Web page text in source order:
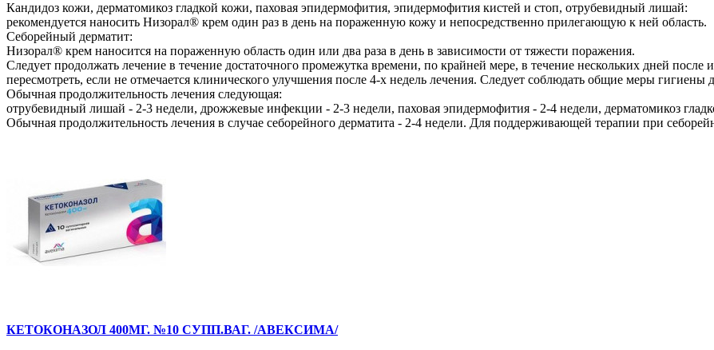
Кандидоз кожи, дерматомикоз гладкой кожи, паховая эпидермофития, эпидермофития кистей и стоп, отрубевидный лишай:
рекомендуется наносить Низорал® крем один раз в день на пораженную кожу и непосредственно прилегающую к ней область.
Себорейный дерматит:
Низорал® крем наносится на пораженную область один или два раза в день в зависимости от тяжести поражения.
Следует продолжать лечение в течение достаточного промежутка времени, по крайней мере, в течение нескольких дней после
пересмотреть, если не отмечается клинического улучшения после 4-х недель лечения. Следует соблюдать общие меры
Обычная продолжительность лечения следующая:
отрубевидный лишай - 2-3 недели, дрожжевые инфекции - 2-3 недели, паховая эпидермофития - 2-4 недели, дерматомикоз
Обычная продолжительность лечения в случае себорейного дерматита - 2-4 недели. Для поддерживающей терапии при
КЕТОКОНАЗОЛ 400МГ. №10 СУПП.ВАГ. /АВЕКСИМА/